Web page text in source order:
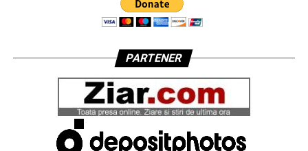
PARTENER